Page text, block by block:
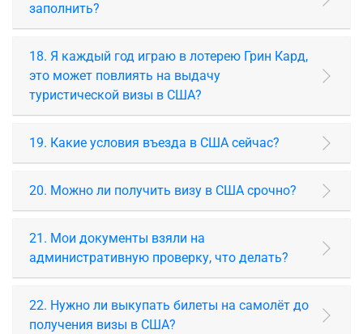
заполнить?
18. Я каждый год играю в лотерею Грин Кард,
это может повлиять на выдачу
туристической визы в США?
19. Какие условия въезда в США сейчас?
20. Можно ли получить визу в США срочно?
21. Мои документы взяли на
административную проверку, что делать?
22. Нужно ли выкупать билеты на самолёт до
получения визы в США?